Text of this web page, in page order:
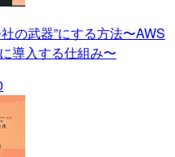
の武器”にする方法〜AWS
導入する仕組み〜